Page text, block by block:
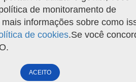
de monitoramento de
informações sobre como
de cookies.Se você
ACEITO